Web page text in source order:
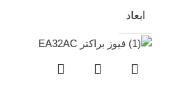
ابعاد